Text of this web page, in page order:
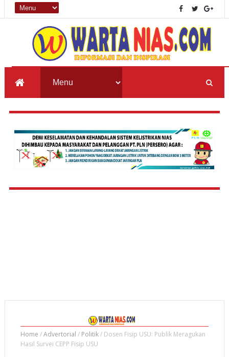
Home /Advertorial / Politik/ Dosen Fisip USU: Publik Meragukan
Hasil Survei CEPP Fisip USU